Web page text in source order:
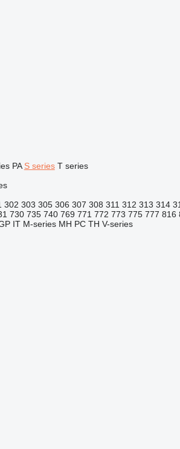
PA S series T series
302 303 305 306 307 308 311 312 313 314
730 735 740 769 771 772 773 775 777 816
IT M-series MH PC TH V-series